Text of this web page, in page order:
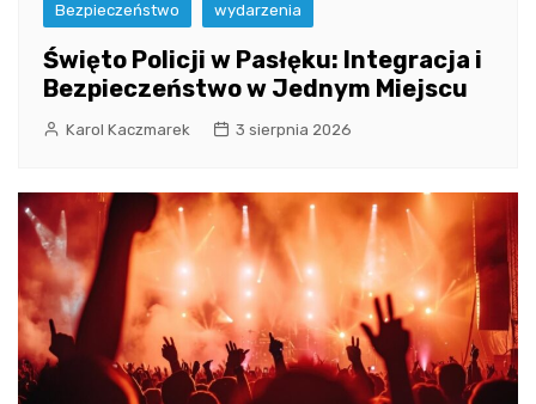
Bezpieczeństwo wydarzenia
Święto Policji w Pasłęku: Integracja i
Bezpieczeństwo w Jednym Miejscu
Karol Kaczmarek 3 sierpnia 2026